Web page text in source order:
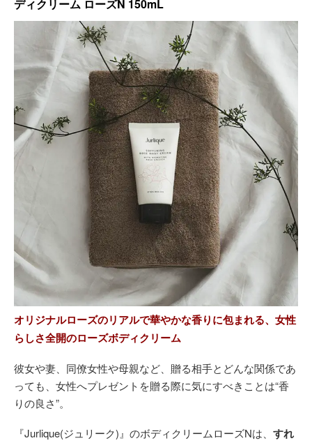
ディクリーム ローズN 150mL
オリジナルローズのリアルで華やかな香りに包まれる、女性
らしさ全開のローズボディクリーム
彼女や妻、同僚女性や母親など、贈る相手とどんな関係であ
っても、女性へプレゼントを贈る際に気にすべきことは“香
りの良さ”。
『Jurlique(ジュリーク)』のボディクリームローズNは、 すれ